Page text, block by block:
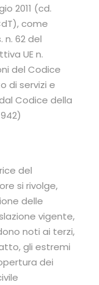
2011 (cd.
come
62 del
UE n.
del Codice
di servizi e
Codice della
del
si rivolge,
delle
vigente,
noti ai terzi,
gli estremi
dei